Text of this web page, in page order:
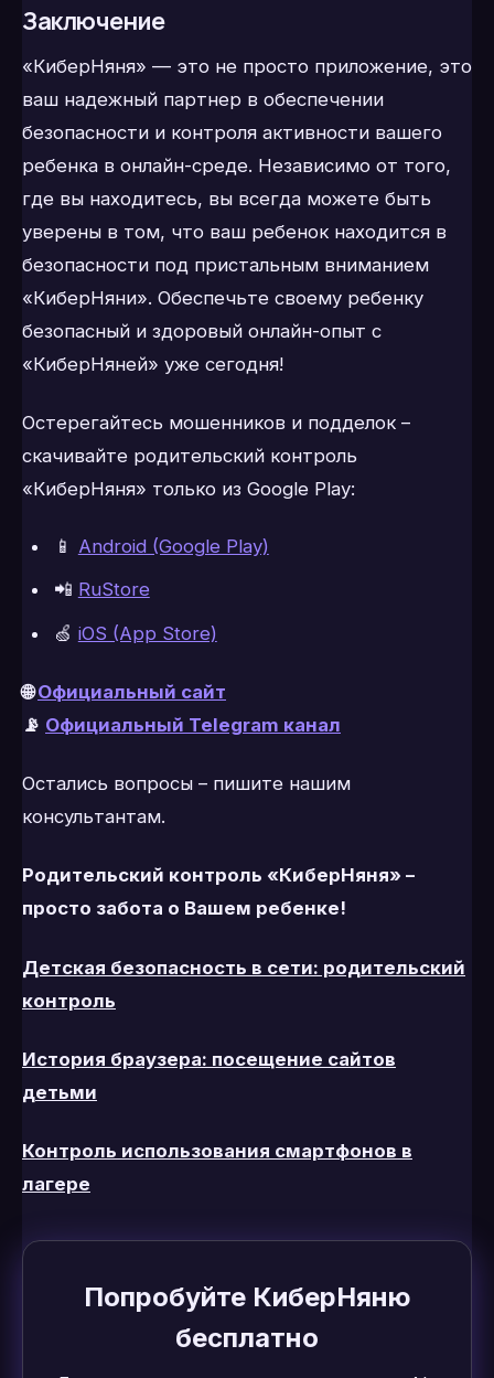
Заключение
«КиберНяня» — это не просто приложение, это
ваш надежный партнер в обеспечении
безопасности и контроля активности вашего
ребенка в онлайн-среде. Независимо от того,
где вы находитесь, вы всегда можете быть
уверены в том, что ваш ребенок находится в
безопасности под пристальным вниманием
«КиберНяни». Обеспечьте своему ребенку
безопасный и здоровый онлайн-опыт с
«КиберНяней» уже сегодня!
Остерегайтесь мошенников и подделок –
скачивайте родительский контроль
«КиберНяня» только из Google Play:
📱 Android (Google Play)
📲 RuStore
🍏 iOS (App Store)
🌐Официальный сайт
📡 Официальный Telegram канал
Остались вопросы – пишите нашим
консультантам.
Родительский контроль «КиберНяня» –
просто забота о Вашем ребенке!
Детская безопасность в сети: родительский
контроль
История браузера: посещение сайтов
детьми
Контроль использования смартфонов в
лагере
Попробуйте КиберНяню
бесплатно